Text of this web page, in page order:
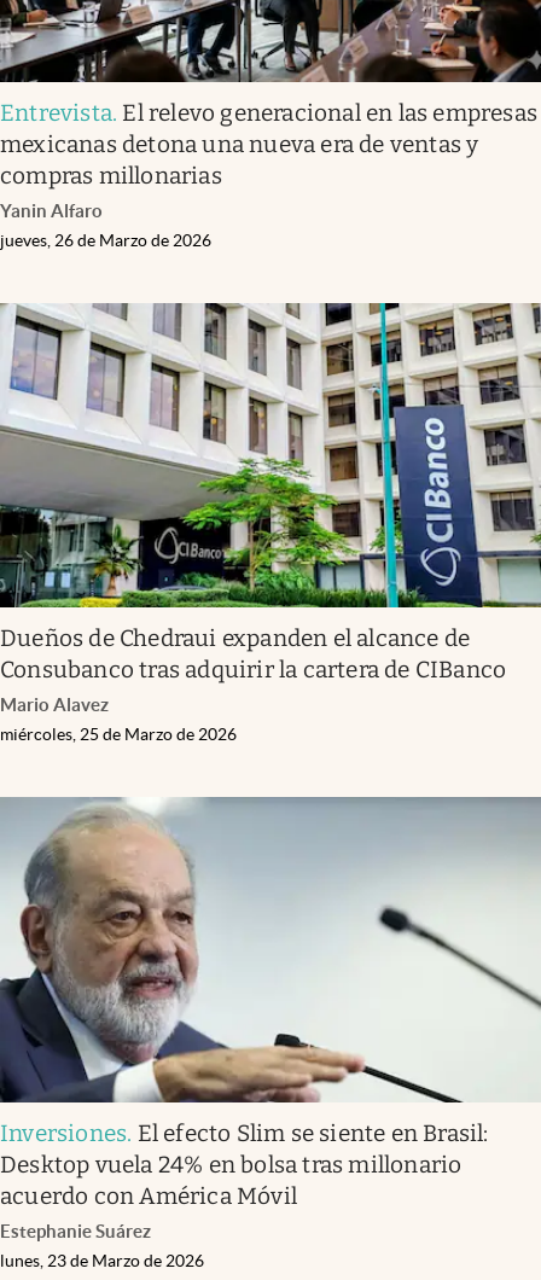
Entrevista. El relevo generacional en las empresas
mexicanas detona una nueva era de ventas y
compras millonarias
Yanin Alfaro
jueves, 26 de Marzo de 2026
Dueños de Chedraui expanden el alcance de
Consubanco tras adquirir la cartera de CIBanco
Mario Alavez
miércoles, 25 de Marzo de 2026
Inversiones. El efecto Slim se siente en Brasil:
Desktop vuela 24% en bolsa tras millonario
acuerdo con América Móvil
Estephanie Suárez
lunes, 23 de Marzo de 2026